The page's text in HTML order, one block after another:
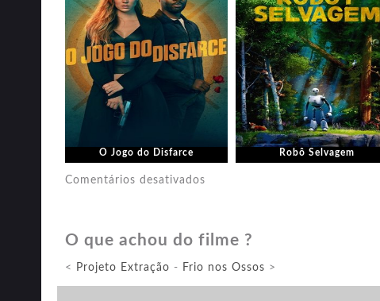
O Jogo do Disfarce Robô Selvagem
Comentários desativados
–
O que achou do filme ?
< Projeto Extração - Frio nos Ossos >